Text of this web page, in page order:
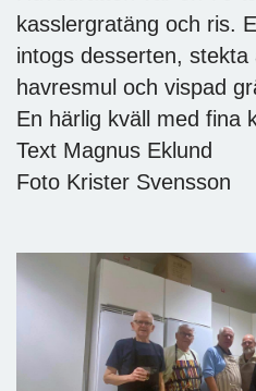
kasslergratäng och ris.
intogs desserten, stekta
havresmul och vispad
En härlig kväll med fina
Text Magnus Eklund
Foto Krister Svensson